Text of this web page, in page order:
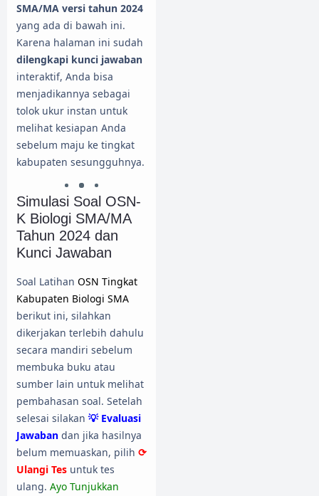
SMA/MA versi tahun 2024
yang ada di bawah ini.
Karena halaman ini sudah
dilengkapi kunci jawaban
interaktif, Anda bisa
menjadikannya sebagai
tolok ukur instan untuk
melihat kesiapan Anda
sebelum maju ke tingkat
kabupaten sesungguhnya.
Simulasi Soal OSN-
K Biologi SMA/MA
Tahun 2024 dan
Kunci Jawaban
Soal Latihan OSN Tingkat
Kabupaten Biologi SMA
berikut ini, silahkan
dikerjakan terlebih dahulu
secara mandiri sebelum
membuka buku atau
sumber lain untuk melihat
pembahasan soal. Setelah
selesai silakan 💡 Evaluasi
Jawaban dan jika hasilnya
belum memuaskan, pilih ⟳
Ulangi Tes untuk tes
ulang. Ayo Tunjukkan